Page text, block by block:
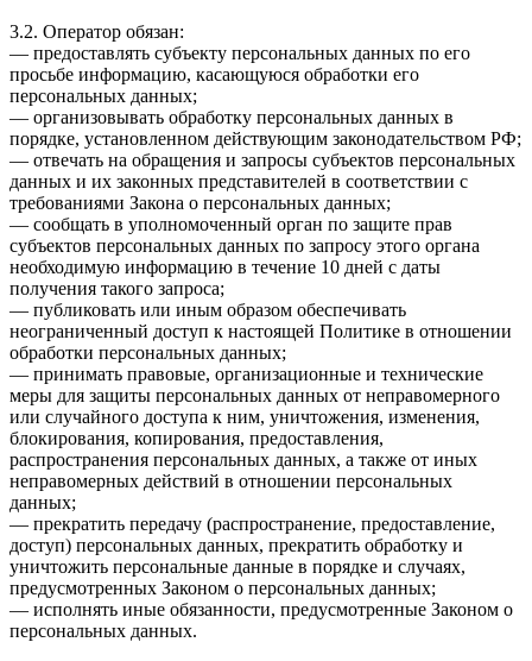
3.2. Оператор обязан:
— предоставлять субъекту персональных данных по его
просьбе информацию, касающуюся обработки его
персональных данных;
— организовывать обработку персональных данных в
порядке, установленном действующим законодательством РФ;
— отвечать на обращения и запросы субъектов персональных
данных и их законных представителей в соответствии с
требованиями Закона о персональных данных;
— сообщать в уполномоченный орган по защите прав
субъектов персональных данных по запросу этого органа
необходимую информацию в течение 10 дней с даты
получения такого запроса;
— публиковать или иным образом обеспечивать
неограниченный доступ к настоящей Политике в отношении
обработки персональных данных;
— принимать правовые, организационные и технические
меры для защиты персональных данных от неправомерного
или случайного доступа к ним, уничтожения, изменения,
блокирования, копирования, предоставления,
распространения персональных данных, а также от иных
неправомерных действий в отношении персональных
данных;
— прекратить передачу (распространение, предоставление,
доступ) персональных данных, прекратить обработку и
уничтожить персональные данные в порядке и случаях,
предусмотренных Законом о персональных данных;
— исполнять иные обязанности, предусмотренные Законом о
персональных данных.